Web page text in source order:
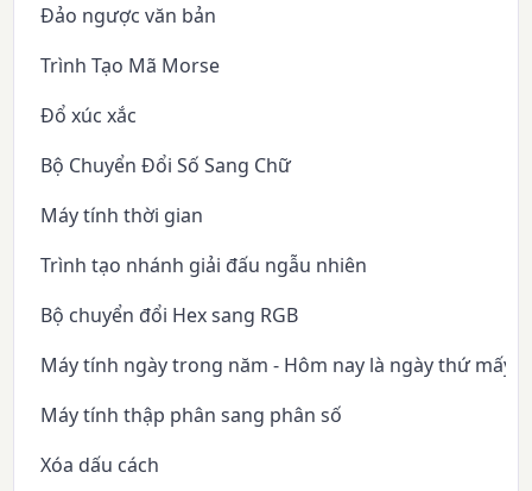
Đảo ngược văn bản
Trình Tạo Mã Morse
Đổ xúc xắc
Bộ Chuyển Đổi Số Sang Chữ
Máy tính thời gian
Trình tạo nhánh giải đấu ngẫu nhiên
Bộ chuyển đổi Hex sang RGB
Máy tính ngày trong năm - Hôm nay là ngày thứ mấy
Máy tính thập phân sang phân số
Xóa dấu cách